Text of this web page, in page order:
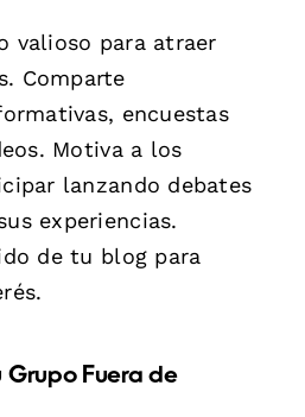
valioso para atraer
Comparte
encuestas
Motiva a los
lanzando debates
experiencias.
de tu blog para
Grupo Fuera de